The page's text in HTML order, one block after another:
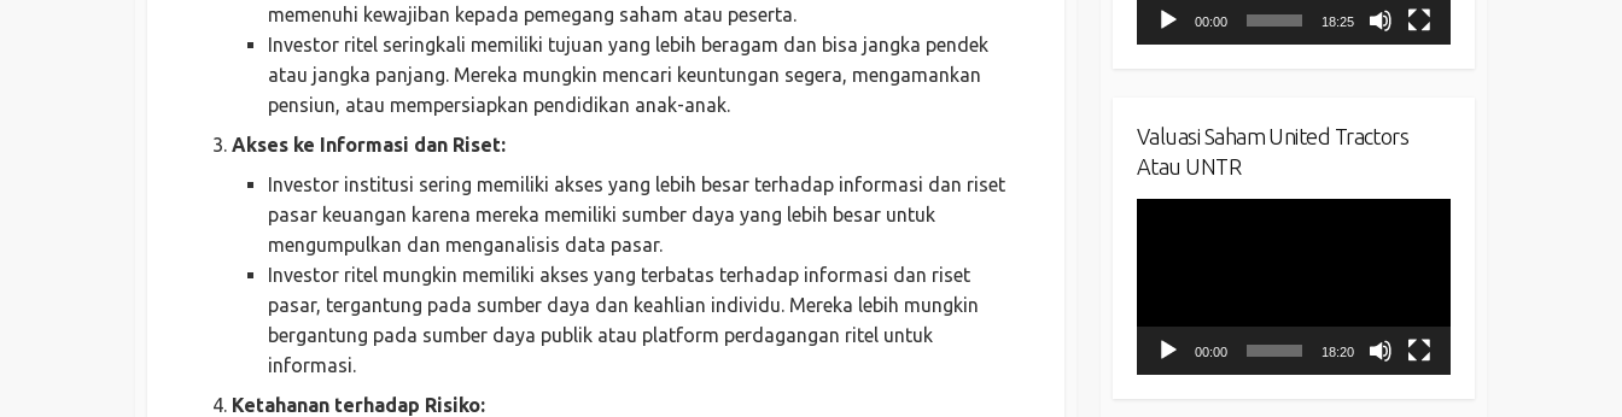
memenuhi kewajiban kepada pemegang saham atau peserta.
Investor ritel seringkali memiliki tujuan yang lebih beragam dan bisa jangka pendek
atau jangka panjang. Mereka mungkin mencari keuntungan segera, mengamankan
pensiun, atau mempersiapkan pendidikan anak-anak.
Akses ke Informasi dan Riset:
Investor institusi sering memiliki akses yang lebih besar terhadap informasi dan riset
pasar keuangan karena mereka memiliki sumber daya yang lebih besar untuk
mengumpulkan dan menganalisis data pasar.
Investor ritel mungkin memiliki akses yang terbatas terhadap informasi dan riset
pasar, tergantung pada sumber daya dan keahlian individu. Mereka lebih mungkin
bergantung pada sumber daya publik atau platform perdagangan ritel untuk
informasi.
Ketahanan terhadap Risiko:
00:00 18:25
Valuasi Saham United Tractors
Atau UNTR
00:00 18:20